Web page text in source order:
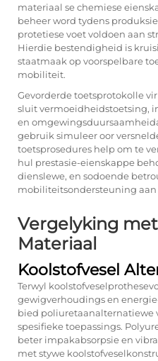
materiaal se chemiese
beheer word tydens
protetiese voet voldoen aan
Hierdie bestendigheid is
staatmaak op voorspelbare
mobiliteit.
Gevorderde toetsprotokolle
sluit vermoeidheidstoetsing,
en
gebruik simuleer oor
toetsprosedures help om te
hul prestasie-eienskappe
dienslewe, en sodoende
mobiliteitsondersteuning aan
Vergelyking
Materiaal
Koolstofvesel
Terwyl
gewigverhoudings en
bied poliuretaanalternatiewe
spesifieke toepassings.
beter impakabsorpsie en
met stywe